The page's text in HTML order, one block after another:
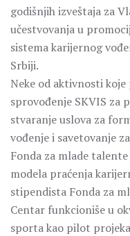
godišnjih izveštaja za
učestvovanja u
sistema karijernog
Srbiji.
Neke od aktivnosti
sprovođenje SKVIS za
stvaranje uslova za
vođenje i savetovanje
Fonda za mlade
modela praćenja
stipendista Fonda za
Centar funkcioniše u
sporta kao pilot